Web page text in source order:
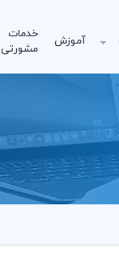
آموزش
خدمات
مشورتی